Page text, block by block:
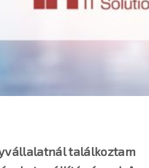
találkoztam